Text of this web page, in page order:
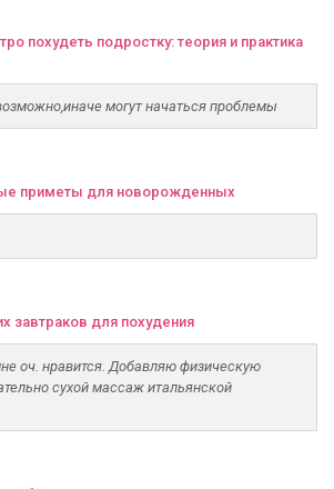
похудеть подростку: теория и практика
могут начаться проблемы
приметы для новорожденных
завтраков для похудения
оч. нравится. Добавляю физическую
сухой массаж итальянской